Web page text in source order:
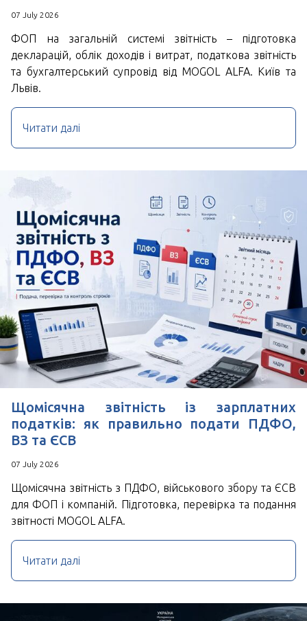
07 July 2026
ФОП на загальній системі звітність – підготовка
декларацій, облік доходів і витрат, податкова звітність
та бухгалтерський супровід від MOGOL ALFA. Київ та
Львів.
Читати далі
Щомісячна звітність із зарплатних
податків: як правильно подати ПДФО,
ВЗ та ЄСВ
07 July 2026
Щомісячна звітність з ПДФО, військового збору та ЄСВ
для ФОП і компаній. Підготовка, перевірка та подання
звітності MOGOL ALFA.
Читати далі